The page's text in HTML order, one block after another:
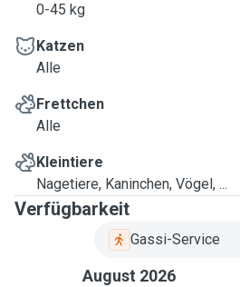
0-45 kg
Katzen
Alle
Frettchen
Alle
Kleintiere
Nagetiere, Kaninchen, Vögel, ...
Verfügbarkeit
Gassi-Service
August 2026